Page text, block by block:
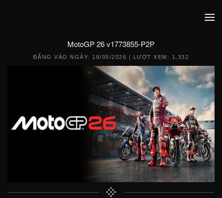
MotoGP 26 v1773855-P2P
ĐĂNG VÀO NGÀY: 18/05/2026 | LƯỢT XEM: 1,332